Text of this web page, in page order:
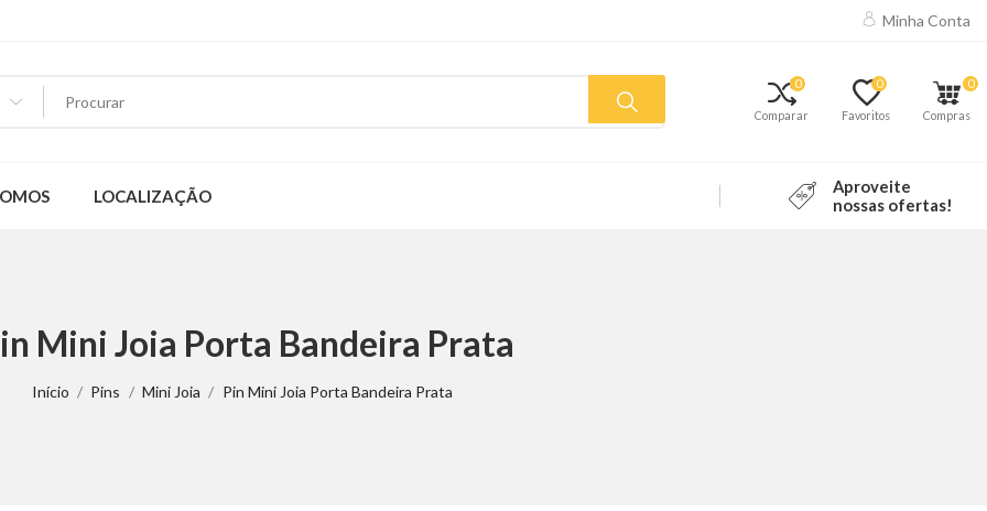
Minha Conta
0
Comparar
0
Favoritos
0
Compras
LOCALIZAÇÃO
Aproveite
nossas ofertas!
Mini Joia Porta Bandeira Prata
Início Pins Mini Joia Pin Mini Joia Porta Bandeira Prata